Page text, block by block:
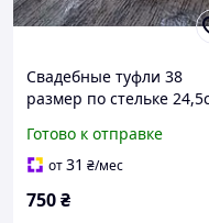
Свадебные туфли 38
размер по стельке
Готово к отправке
от31 ₴/мес
750₴